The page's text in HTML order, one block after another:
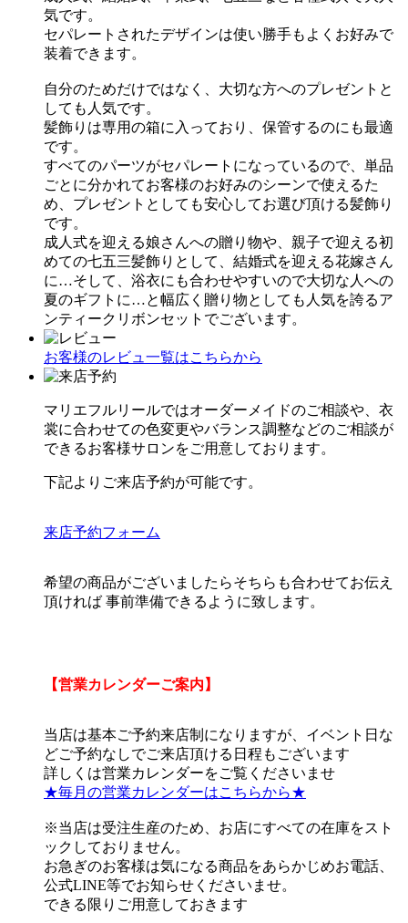
気です。
セパレートされたデザインは使い勝手もよくお好みで
装着できます。
自分のためだけではなく、大切な方へのプレゼントと
しても人気です。
髪飾りは専用の箱に入っており、保管するのにも最適
です。
すべてのパーツがセパレートになっているので、単品
ごとに分かれてお客様のお好みのシーンで使えるた
め、プレゼントとしても安心してお選び頂ける髪飾り
です。
成人式を迎える娘さんへの贈り物や、親子で迎える初
めての七五三髪飾りとして、結婚式を迎える花嫁さん
に…そして、浴衣にも合わせやすいので大切な人への
夏のギフトに…と幅広く贈り物としても人気を誇るア
ンティークリボンセットでございます。
お客様のレビュ一覧はこちらから
マリエフルリールではオーダーメイドのご相談や、衣
裳に合わせての色変更やバランス調整などのご相談が
できるお客様サロンをご用意しております。
下記よりご来店予約が可能です。
来店予約フォーム
希望の商品がございましたらそちらも合わせてお伝え
頂ければ 事前準備できるように致します。
【営業カレンダーご案内】
当店は基本ご予約来店制になりますが、イベント日な
どご予約なしでご来店頂ける日程もございます
詳しくは営業カレンダーをご覧くださいませ
★毎月の営業カレンダーはこちらから★
※当店は受注生産のため、お店にすべての在庫をスト
ックしておりません。
お急ぎのお客様は気になる商品をあらかじめお電話、
公式LINE等でお知らせくださいませ。
できる限りご用意しておきます